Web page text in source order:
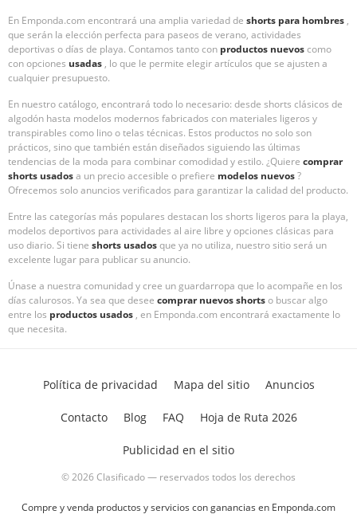
En Emponda.com encontrará una amplia variedad de shorts para hombres ,
que serán la elección perfecta para paseos de verano, actividades
deportivas o días de playa. Contamos tanto con productos nuevoscomo
con opciones usadas , lo que le permite elegir artículos que se ajusten a
cualquier presupuesto.
En nuestro catálogo, encontrará todo lo necesario: desde shorts clásicos de
algodón hasta modelos modernos fabricados con materiales ligeros y
transpirables como lino o telas técnicas. Estos productos no solo son
prácticos, sino que también están diseñados siguiendo las últimas
tendencias de la moda para combinar comodidad y estilo. ¿Quiere comprar
shorts usadosa un precio accesible o prefiere modelos nuevos?
Ofrecemos solo anuncios verificados para garantizar la calidad del producto.
Entre las categorías más populares destacan los shorts ligeros para la playa,
modelos deportivos para actividades al aire libre y opciones clásicas para
uso diario. Si tiene shorts usadosque ya no utiliza, nuestro sitio será un
excelente lugar para publicar su anuncio.
Únase a nuestra comunidad y cree un guardarropa que lo acompañe en los
días calurosos. Ya sea que desee comprar nuevos shortso buscar algo
entre los productos usados , en Emponda.com encontrará exactamente lo
que necesita.
© 2026 Clasificado — reservados todos los derechos
Política de privacidad Mapa del sitio Anuncios
Contacto Blog FAQ Hoja de Ruta 2026
Publicidad en el sitio
Compre y venda productos y servicios con ganancias en Emponda.com